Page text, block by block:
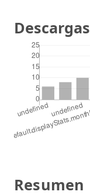
Resumen
Descargas